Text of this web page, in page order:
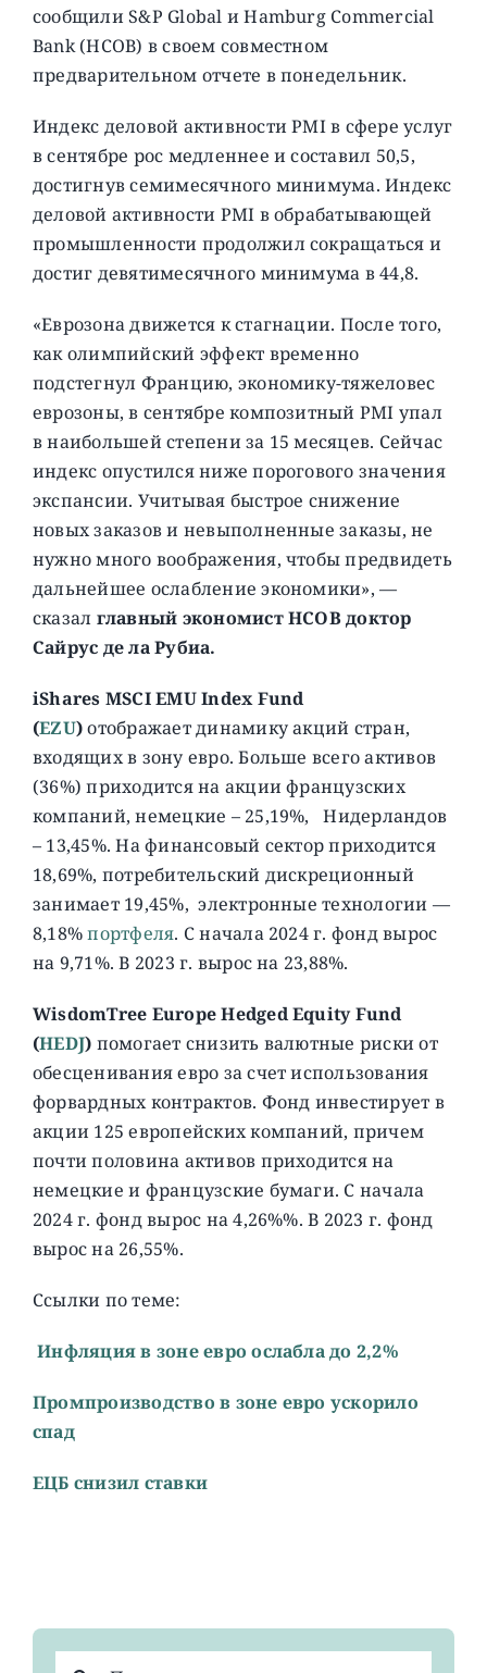
сообщили S&P Global и Hamburg Commercial
Bank (HCOB) в своем совместном
предварительном отчете в понедельник.
Индекс деловой активности PMI в сфере услуг
в сентябре рос медленнее и составил 50,5,
достигнув семимесячного минимума. Индекс
деловой активности PMI в обрабатывающей
промышленности продолжил сокращаться и
достиг девятимесячного минимума в 44,8.
«Еврозона движется к стагнации. После того,
как олимпийский эффект временно
подстегнул Францию, экономику-тяжеловес
еврозоны, в сентябре композитный PMI упал
в наибольшей степени за 15 месяцев. Сейчас
индекс опустился ниже порогового значения
экспансии. Учитывая быстрое снижение
новых заказов и невыполненные заказы, не
нужно много воображения, чтобы предвидеть
дальнейшее ослабление экономики», —
сказал главный экономист HCOB доктор
Сайрус де ла Рубиа.
iShares MSCI EMU Index Fund
(EZU)отображает динамику акций стран,
входящих в зону евро. Больше всего активов
(36%) приходится на акции французских
компаний, немецкие – 25,19%, Нидерландов
– 13,45%. На финансовый сектор приходится
18,69%, потребительский дискреционный
занимает 19,45%, электронные технологии —
8,18%портфеля. C начала 2024 г. фонд вырос
на 9,71%. В 2023 г. вырос на 23,88%.
WisdomTree Europe Hedged Equity Fund
(HEDJ) помогает снизить валютные риски от
обесценивания евро за счет использования
форвардных контрактов. Фонд инвестирует в
акции 125 европейских компаний, причем
почти половина активов приходится на
немецкие и французские бумаги. C начала
2024 г. фонд вырос на 4,26%%. В 2023 г. фонд
вырос на 26,55%.
Ссылки по теме:
Инфляция в зоне евро ослабла до 2,2%
Промпроизводство в зоне евро ускорило
спад
EЦБ снизил ставки